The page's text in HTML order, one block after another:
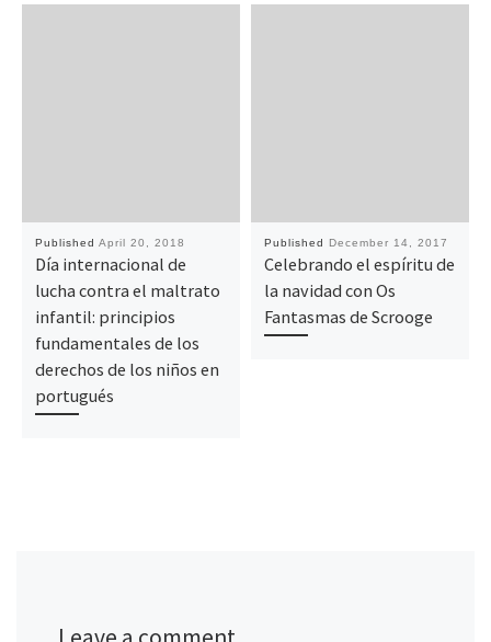
Published April 20, 2018
Día internacional de
lucha contra el maltrato
infantil: principios
fundamentales de los
derechos de los niños en
portugués
Published December 14, 2017
Celebrando el espíritu de
la navidad con Os
Fantasmas de Scrooge